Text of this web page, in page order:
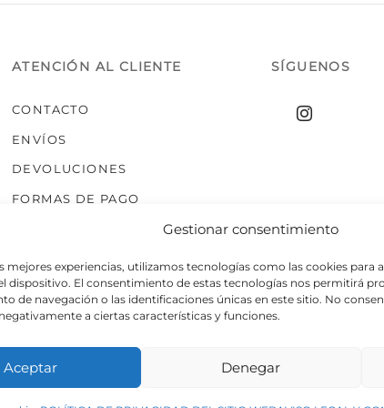
Gestionar consentimiento
mejores experiencias, utilizamos tecnologías como las cookies para
dispositivo. El consentimiento de estas tecnologías nos permitirá
de navegación o las identificaciones únicas en este sitio. No
a ciertas características y funciones.
Aceptar Denegar
ATENCIÓN AL CLIENTE
CONTACTO
ENVÍOS
DEVOLUCIONES
FORMAS DE PAGO
SÍGUENOS